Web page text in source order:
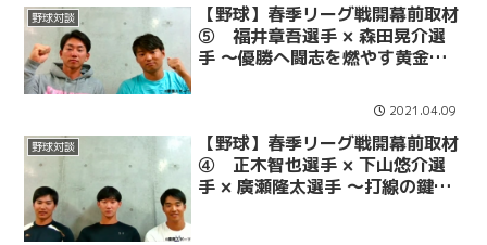
野球対談
【野球】春季リーグ戦開幕前取材
⑤ 福井章吾選手 × 森田晃介選
手 〜優勝へ闘志を燃やす黄金バ
2021.04.09
野球対談
【野球】春季リーグ戦開幕前取材
④ 正木智也選手 × 下山悠介選
手 × 廣瀬隆太選手 〜打線の鍵を